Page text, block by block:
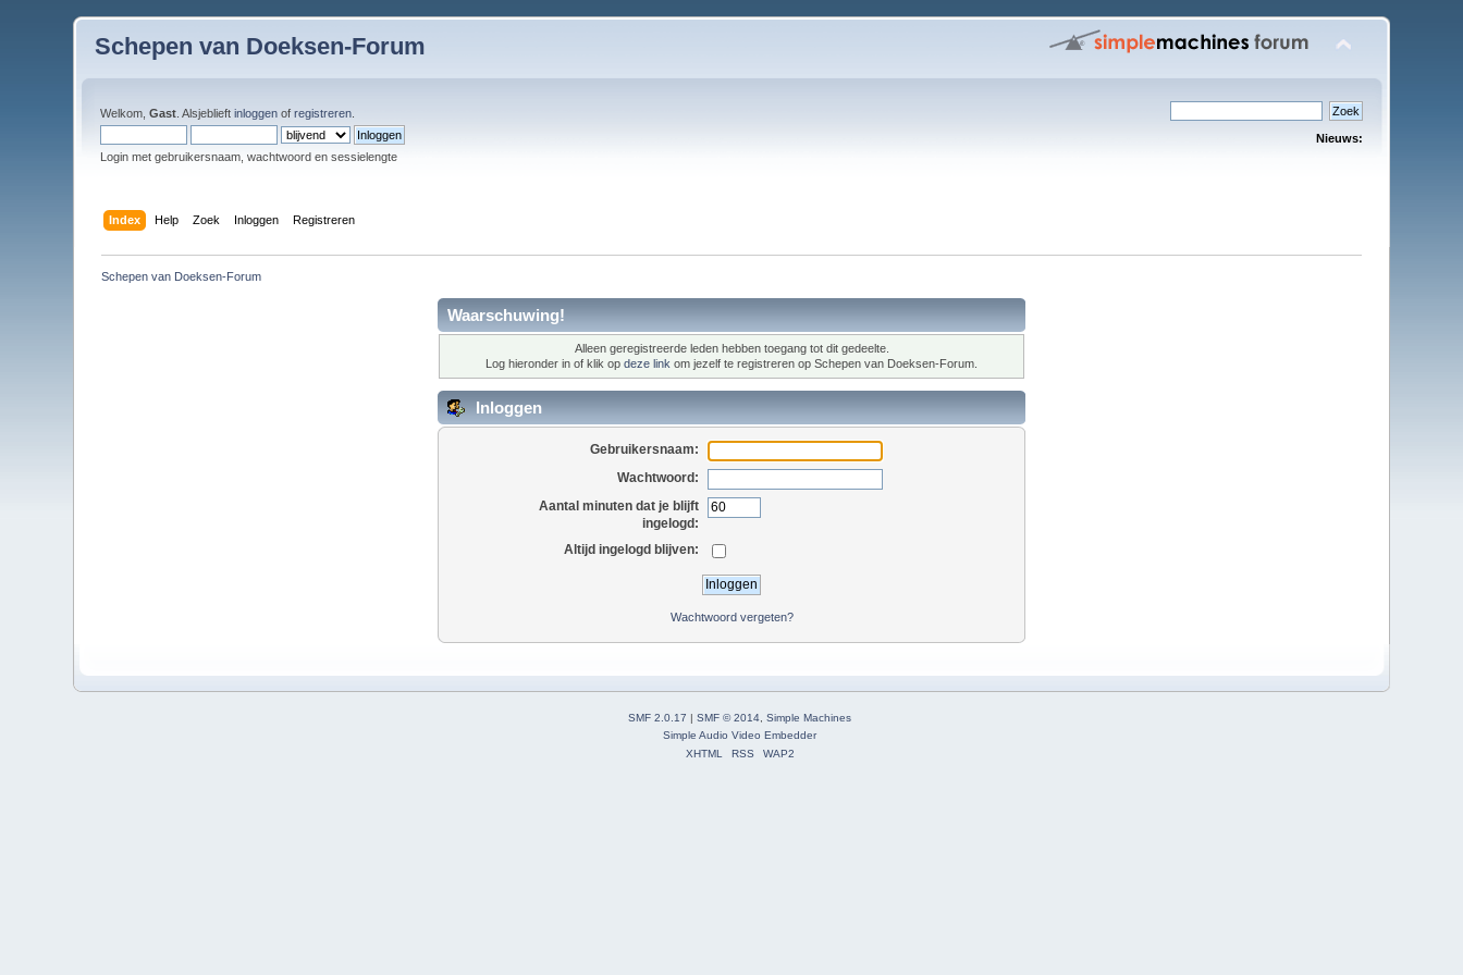
Schepen van Doeksen-Forum
Welkom,Gast . Alsjeblieftinloggen ofregistreren
Login met gebruikersnaam, wachtwoord en sessielengte
Nieuws:
Index Help Zoek Inloggen Registreren
Schepen van Doeksen-Forum
Waarschuwing!
Alleen geregistreerde leden hebben toegang tot dit gedeelte.
Log hieronder in of klik op deze link om jezelf te registreren op Schepen van Doeksen-Forum.
Inloggen
Gebruikersnaam:
Wachtwoord:
Aantal minuten dat je blijft
ingelogd:
Altijd ingelogd blijven:
Wachtwoord vergeten?
SMF 2.0.17 | SMF © 2014 Simple Machines
Simple Audio Video Embedder
XHTML
RSS WAP2